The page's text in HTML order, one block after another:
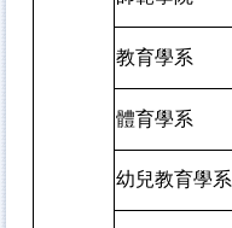
教育學系
體育學系
幼兒教育學系